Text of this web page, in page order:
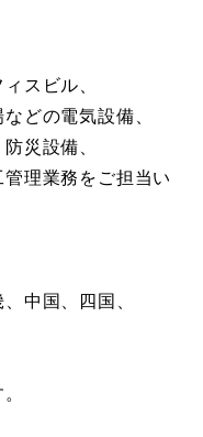
スビル、
どの電気設備、
災設備、
理業務をご担当い
中国、四国、